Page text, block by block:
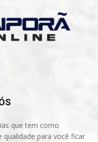
que tem como
para você ficar